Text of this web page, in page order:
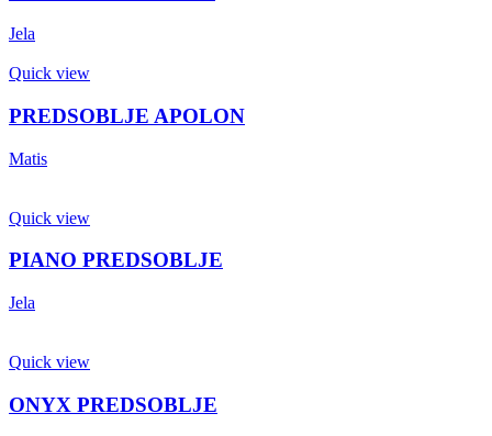
Jela
Quick view
PREDSOBLJE APOLON
Matis
Quick view
PIANO PREDSOBLJE
Jela
Quick view
ONYX PREDSOBLJE